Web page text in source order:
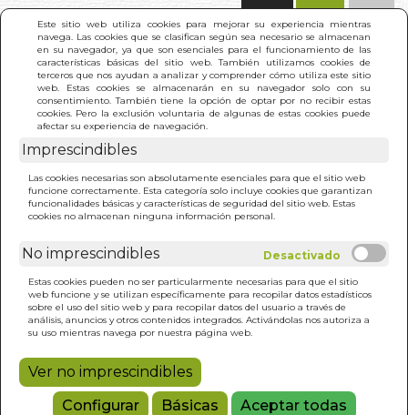
Este sitio web utiliza cookies para mejorar su experiencia mientras
navega. Las cookies que se clasifican según sea necesario se almacenan
en su navegador, ya que son esenciales para el funcionamiento de las
características básicas del sitio web. También utilizamos cookies de
terceros que nos ayudan a analizar y comprender cómo utiliza este sitio
web. Estas cookies se almacenarán en su navegador solo con su
consentimiento. También tiene la opción de optar por no recibir estas
cookies. Pero la exclusión voluntaria de algunas de estas cookies puede
afectar su experiencia de navegación.
Imprescindibles
Las cookies necesarias son absolutamente esenciales para que el sitio web
funcione correctamente. Esta categoría solo incluye cookies que garantizan
funcionalidades básicas y características de seguridad del sitio web. Estas
cookies no almacenan ninguna información personal.
No imprescindibles
Estas cookies pueden no ser particularmente necesarias para que el sitio
web funcione y se utilizan específicamente para recopilar datos estadísticos
sobre el uso del sitio web y para recopilar datos del usuario a través de
análisis, anuncios y otros contenidos integrados. Activándolas nos autoriza a
su uso mientras navega por nuestra página web.
Ver no imprescindibles
Configurar
Básicas Aceptar todas
INICIO > EN BUSCA DEL SI-MISMO VOL. 3